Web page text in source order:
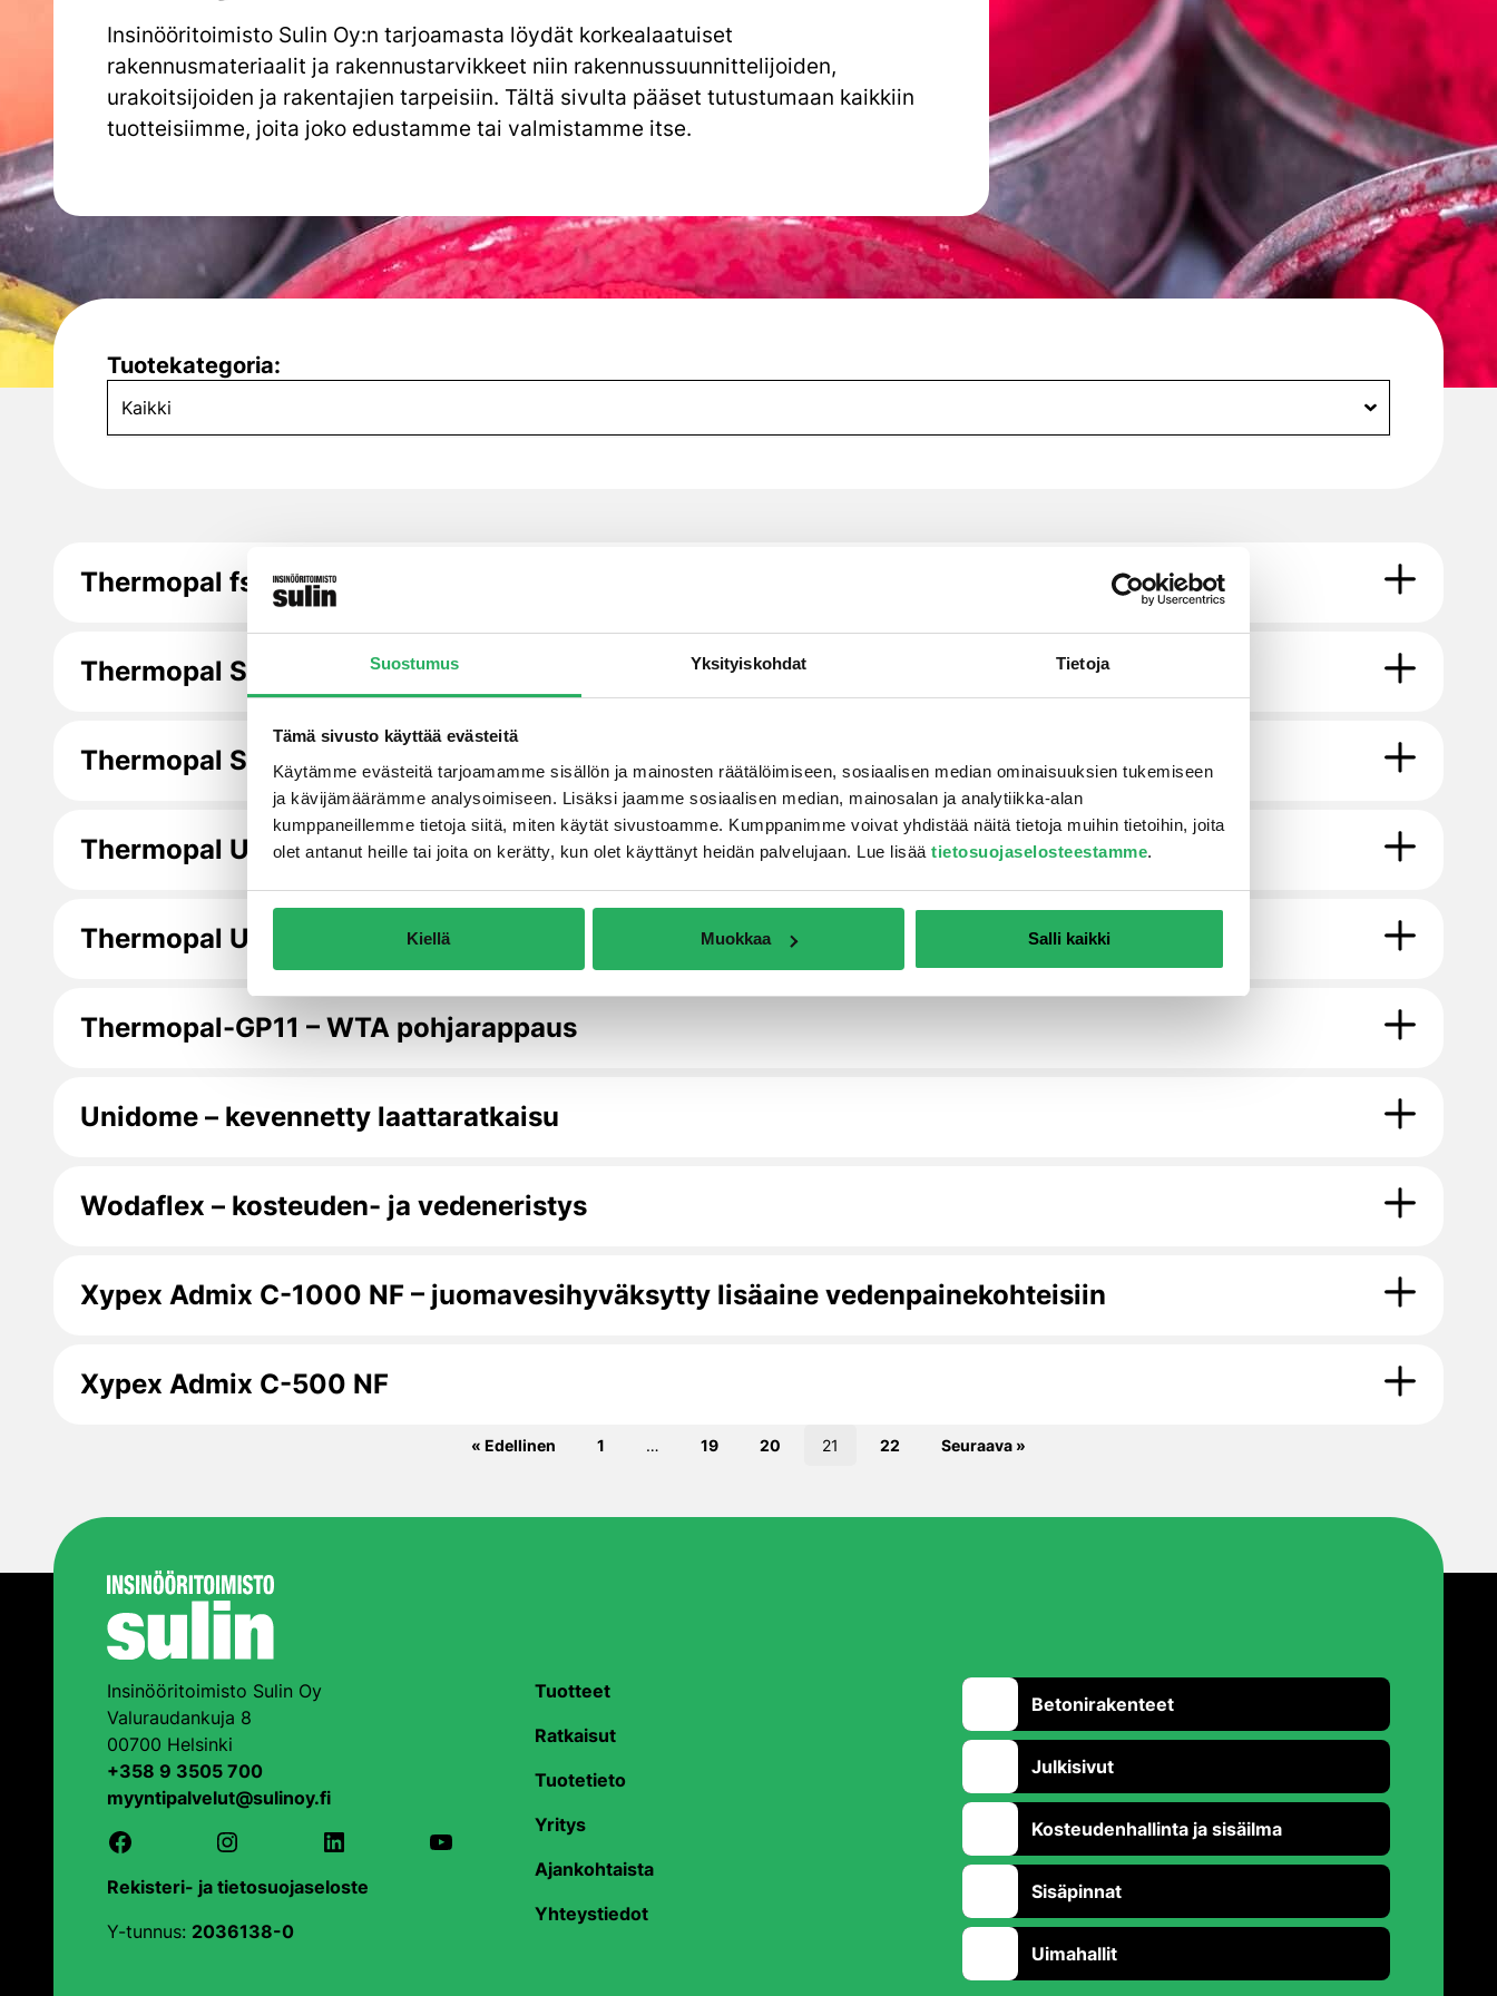
Suostumus Yksityiskohdat Tietoja
Tämä sivusto käyttää evästeitä
Käytämme evästeitä tarjoamamme sisällön ja mainosten räätälöimiseen, sosiaalisen median ominaisuuksien tukemiseen
ja kävijämäärämme analysoimiseen. Lisäksi jaamme sosiaalisen median, mainosalan ja analytiikka-alan
kumppaneillemme tietoja siitä, miten käytät sivustoamme. Kumppanimme voivat yhdistää näitä tietoja muihin tietoihin, joita
olet antanut heille tai joita on kerätty, kun olet käyttänyt heidän palvelujaan. Lue lisää tietosuojaselosteestamme.
Kiellä Muokkaa Salli kaikki
Insinööritoimisto Sulin Oy:n tarjoamasta löydät korkealaatuiset
rakennusmateriaalit ja rakennustarvikkeet niin rakennussuunnittelijoiden,
urakoitsijoiden ja rakentajien tarpeisiin. Tältä sivulta pääset tutustumaan kaikkiin
tuotteisiimme, joita joko edustamme tai valmistamme itse.
Tuotekategoria:
Thermopal fs33 -laasti
Thermopal SP -tartuntarappaus­laasti
Thermopal SR24 -korjauslaasti
Thermopal Ultra -korjauslaasti
Thermopal Ultra White -korjauslaasti
Thermopal-GP11 – WTA pohjarappaus
Unidome – kevennetty laattaratkaisu
Wodaflex – kosteuden- ja vedeneristys
Xypex Admix C-1000 NF – juomavesi­hyväksytty lisäaine vedenpaine­kohteisiin
Xypex Admix C-500 NF
« Edellinen 1 … 19 20 21 22 Seuraava »
Insinööritoimisto Sulin Oy
Valuraudankuja 8
00700 Helsinki
+358 9 3505 700
myyntipalvelut@sulinoy.fi
Facebook
Instagram LinkedIn YouTube
Rekisteri- ja tietosuojaseloste
Y-tunnus: 2036138-0
Tuotteet
Ratkaisut
Tuotetieto
Yritys
Ajankohtaista
Yhteystiedot
Betonirakenteet
Julkisivut
Kosteudenhallinta ja sisäilma
Sisäpinnat
Uimahallit